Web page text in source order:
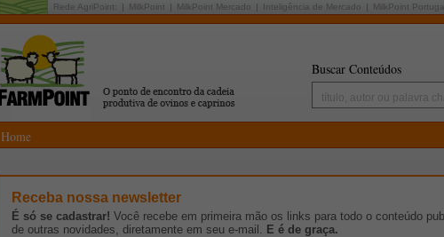
Rede AgriPoint: MilkPoint MilkPoint Mercado Inteligência de Mercado MilkPoint Portugal
Buscar Conteúdos
Home
Receba nossa newsletter
É só se cadastrar! Você recebe em primeira mão os links para todo o conteúdo
de outras novidades, diretamente em seu e-mail. E é de graça.